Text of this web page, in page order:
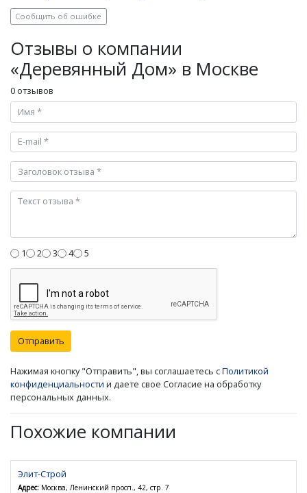
Сообщить об ошибке
Отзывы о компании
«Деревянный Дом» в Москве
0 отзывов
1 2 3 4 5
Отправить
Нажимая кнопку "Отправить", вы соглашаетесь сПолитикой
конфиденциальности и даете свое Согласие на обработку
персональных данных.
Похожие компании
Элит-Строй
Адрес: Москва, Ленинский просп., 42, стр. 7